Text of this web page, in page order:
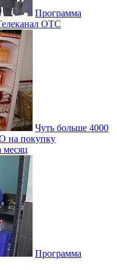
Программа
ОТС
Чуть больше 4000
на покупку
месяц
Программа